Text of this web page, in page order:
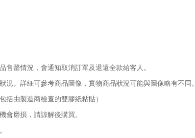
罄情況，會通知取消訂單及退還全款給客人。
。詳細可參考商品圖像，實物商品狀況可能與圖像略有不同。
括由製造商檢查的雙膠紙粘貼）
會磨損，請諒解後購買。